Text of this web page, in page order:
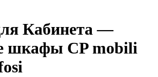
Кабинета —
шкафы CP mobili